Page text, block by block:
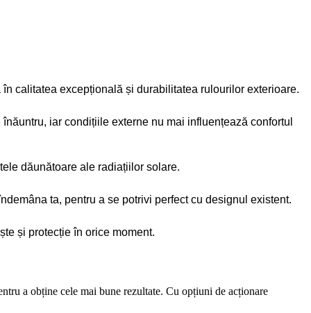
calitatea excepțională și durabilitatea rulourilor exterioare.
iar condițiile externe nu mai influențează confortul
dăunătoare ale radiațiilor solare.
ta, pentru a se potrivi perfect cu designul existent.
și protecție în orice moment.
a obține cele mai bune rezultate. Cu opțiuni de acționare